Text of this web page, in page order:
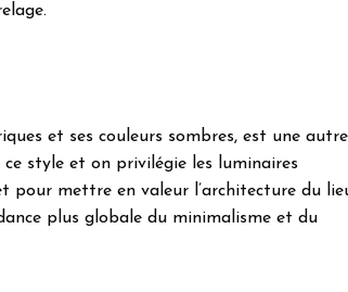
et ses couleurs sombres, est une autre
style et on privilégie les luminaires
pour mettre en valeur l’architecture du
plus globale du minimalisme et du